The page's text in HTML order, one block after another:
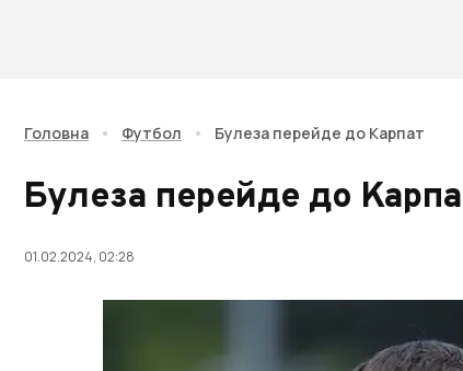
Головна • Футбол • Булеза перейде до Карпат
Булеза перейде до
01.02.2024, 02:28